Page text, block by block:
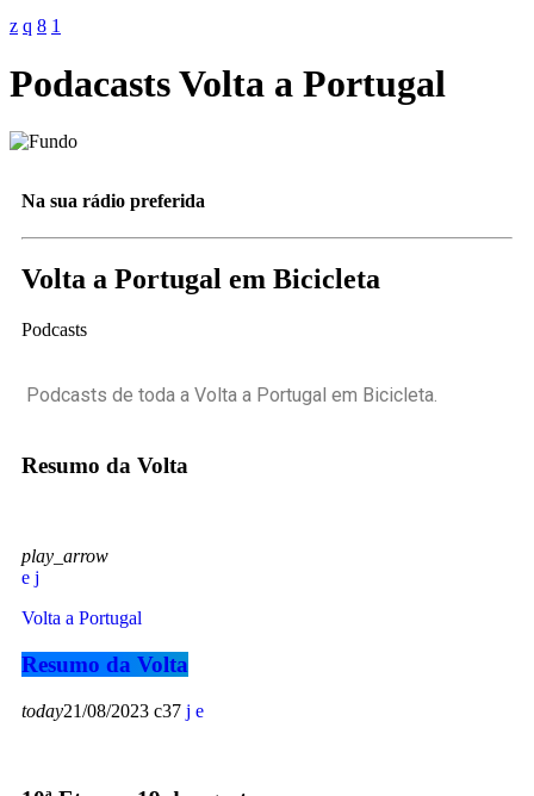
Podacasts Volta a Portugal
Na sua rádio preferida
Volta a Portugal em Bicicleta
Podcasts
Podcasts de toda a Volta a Portugal em Bicicleta.
Resumo da Volta
play_arrow
Volta a Portugal
Resumo da Volta
today21/08/2023 37